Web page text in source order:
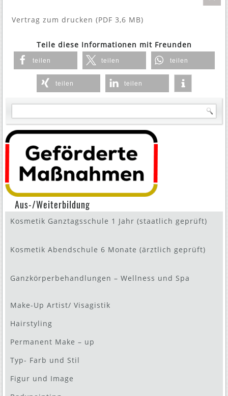
Vertrag zum drucken (PDF 3,6 MB)
Teile diese Informationen mit Freunden
teilen teilen teilen
teilen teilen
Aus-/Weiterbildung
Kosmetik Ganztagsschule 1 Jahr (staatlich geprüft)
Kosmetik Abendschule 6 Monate (ärztlich geprüft)
Ganzkörperbehandlungen – Wellness und Spa
Make-Up Artist/ Visagistik
Hairstyling
Permanent Make – up
Typ- Farb und Stil
Figur und Image